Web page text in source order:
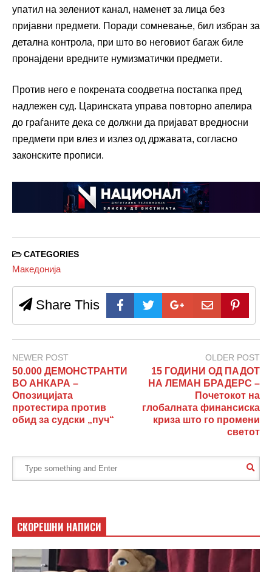
упатил на зелениот канал, наменет за лица без
пријавни предмети. Поради сомневање, бил избран за
детална контрола, при што во неговиот багаж биле
пронајдени вредните нумизматички предмети.
Против него е покрената соодветна постапка пред
надлежен суд. Царинската управа повторно апелира
до граѓаните дека се должни да пријават вредносни
предмети при влез и излез од државата, согласно
законските прописи.
CATEGORIES
Македонија
Share This
NEWER POST
50.000 ДЕМОНСТРАНТИ
ВО АНКАРА –
Опозицијата
протестира против
обид за судски „пуч“
OLDER POST
15 ГОДИНИ ОД ПАДОТ
НА ЛЕМАН БРАДЕРС –
Почетокот на
глобалната финансиска
криза што го промени
светот
СКОРЕШНИ НАПИСИ